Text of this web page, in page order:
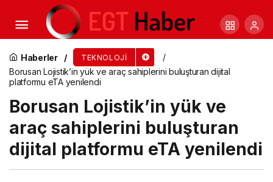
Haberler TEKNOLOJI
Borusan Lojistik’in yük ve araç sahiplerini buluşturan dijital
platformu eTA yenilendi
Borusan Lojistik’in yük ve
araç sahiplerini buluşturan
dijital platformu eTA yenilendi
Bütçe dostu ultra taşınabilir dizüstü bilgisayar:
Acer Aspire 3 A315-510P